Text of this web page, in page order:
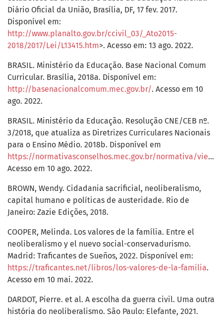
Diário Oficial da União, Brasília, DF, 17 fev. 2017.
Disponível em:
http://www.planalto.gov.br/ccivil_03/_Ato2015-
2018/2017/Lei/L13415.htm>. Acesso em: 13 ago. 2022.
BRASIL. Ministério da Educação. Base Nacional Comum
Curricular. Brasília, 2018a. Disponível em:
http://basenacionalcomum.mec.gov.br/. Acesso em 10
ago. 2022.
BRASIL. Ministério da Educação. Resolução CNE/CEB nº.
3/2018, que atualiza as Diretrizes Curriculares Nacionais
para o Ensino Médio. 2018b. Disponível em
https://normativasconselhos.mec.gov.br/normativa/view/CNE_RES_CNECEBN32018.pdf
Acesso em 10 ago. 2022.
BROWN, Wendy. Cidadania sacrificial, neoliberalismo,
capital humano e políticas de austeridade. Rio de
Janeiro: Zazie Edições, 2018.
COOPER, Melinda. Los valores de la família. Entre el
neoliberalismo y el nuevo social-conservadurismo.
Madrid: Traficantes de Sueños, 2022. Disponível em:
https://traficantes.net/libros/los-valores-de-la-familia.
Acesso em 10 mai. 2022.
DARDOT, Pierre. et al. A escolha da guerra civil. Uma outra
história do neoliberalismo. São Paulo: Elefante, 2021.